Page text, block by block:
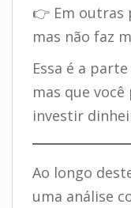
👉 Em outras
mas não faz
Essa é a
mas que
investir
Ao longo
uma análise